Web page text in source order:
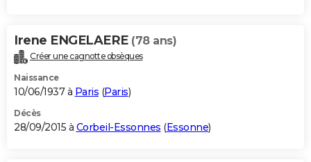
Irene ENGELAERE (78 ans)
Créer une cagnotte obsèques
Naissance
10/06/1937 à Paris (Paris)
Décès
28/09/2015 à Corbeil-Essonnes (Essonne)